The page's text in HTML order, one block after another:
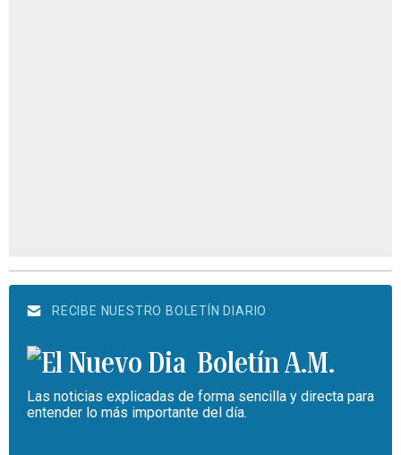
RECIBE NUESTRO BOLETÍN DIARIO
Boletín A.M.
Las noticias explicadas de forma sencilla y directa para
entender lo más importante del día.